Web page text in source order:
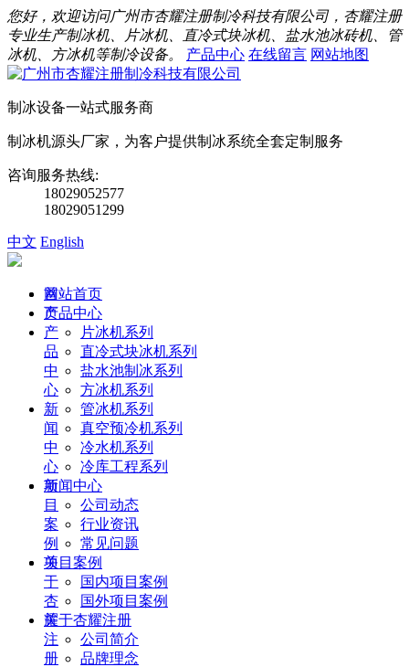
您好，欢迎访问广州市杏耀注册制冷科技有限公司，杏耀注册
专业生产制冰机、片冰机、直冷式块冰机、盐水池冰砖机、管
冰机、方冰机等制冷设备。
产品中心 在线留言 网站地图
制冰设备一站式服务商
制冰机源头厂家，为客户提供制冰系统全套定制服务
咨询服务热线:
18029052577
18029051299
中文 English
首
页
产
品
中
心
新
闻
中
心
项
目
案
例
关
于
杏
耀
注
册
网站首页
产品中心
片冰机系列
直冷式块冰机系列
盐水池制冰系列
方冰机系列
管冰机系列
真空预冷机系列
冷水机系列
冷库工程系列
新闻中心
公司动态
行业资讯
常见问题
项目案例
国内项目案例
国外项目案例
关于杏耀注册
公司简介
品牌理念